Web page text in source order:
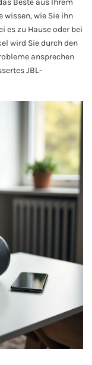
wissen, wie Sie ihn
es zu Hause oder bei
wird Sie durch den
ansprechen
JBL-